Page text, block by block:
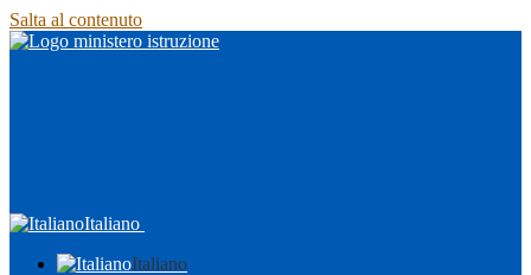
Salta al contenuto
Italiano
Italiano